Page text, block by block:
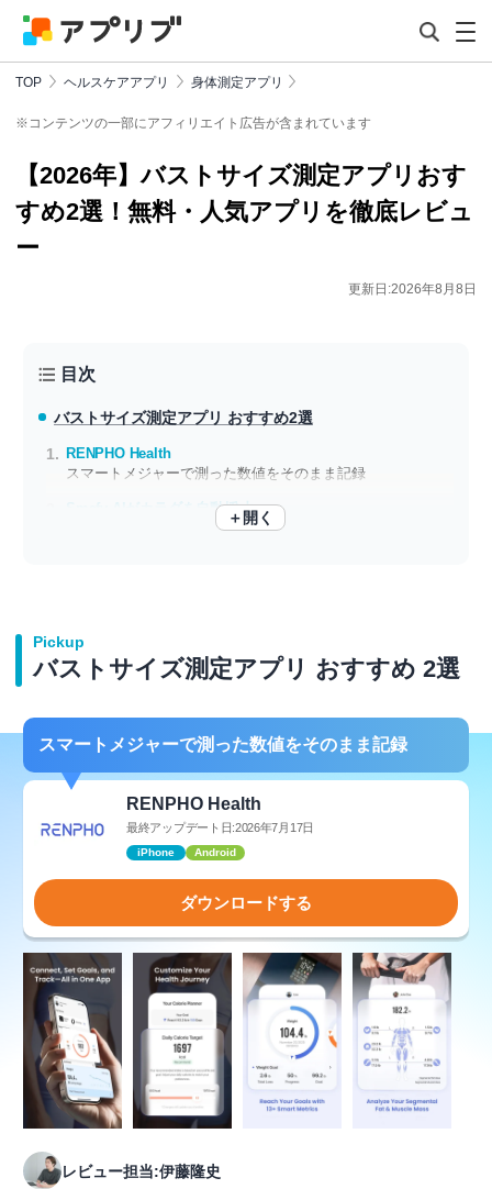
TOP ヘルスケアアプリ 身体測定アプリ
※コンテンツの一部にアフィリエイト広告が含まれています
【2026年】バストサイズ測定アプリおす
すめ2選！無料・人気アプリを徹底レビュ
ー
更新日:2026年8月8日
目次
バストサイズ測定アプリ おすすめ2選
RENPHO Health
スマートメジャーで測った数値をそのまま記録
Smafy-AIがカラダを自動採寸-
＋開く
Pickup
バストサイズ測定アプリ おすすめ 2選
スマートメジャーで測った数値をそのまま記録
RENPHO Health
最終アップデート日:2026年7月17日
iPhone Android
ダウンロードする
レビュー担当:伊藤隆史